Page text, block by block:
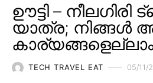
ഊട്ടി – നീലഗിരി
യാത്ര; നിങ്ങൾ
TECH TRAVEL EAT 05/11/